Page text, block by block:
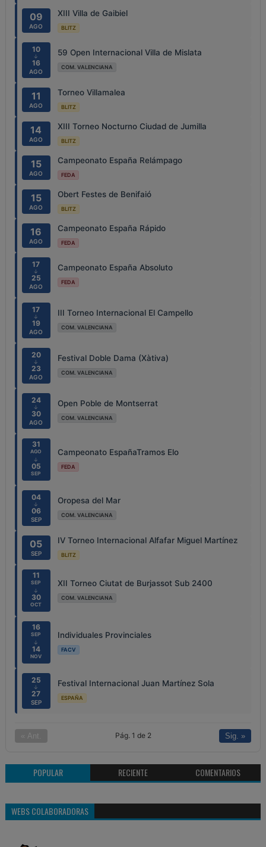
09
AGO
XIII Villa de Gaibiel
BLITZ
10
↓
16
AGO
59 Open Internacional Villa de Mislata
COM. VALENCIANA
11
AGO
Torneo Villamalea
BLITZ
14
AGO
XIII Torneo Nocturno Ciudad de Jumilla
BLITZ
15
AGO
Campeonato España Relámpago
FEDA
15
AGO
Obert Festes de Benifaió
BLITZ
16
AGO
Campeonato España Rápido
FEDA
17
↓
25
AGO
Campeonato España Absoluto
FEDA
17
↓
19
AGO
III Torneo Internacional El Campello
COM. VALENCIANA
20
↓
23
AGO
Festival Doble Dama (Xàtiva)
COM. VALENCIANA
24
↓
30
AGO
Open Poble de Montserrat
COM. VALENCIANA
31
AGO
↓
05
SEP
Campeonato EspañaTramos Elo
FEDA
04
↓
06
SEP
Oropesa del Mar
COM. VALENCIANA
05
SEP
IV Torneo Internacional Alfafar Miguel Martínez
BLITZ
11
SEP
↓
30
OCT
XII Torneo Ciutat de Burjassot Sub 2400
COM. VALENCIANA
16
SEP
↓
14
NOV
Individuales Provinciales
FACV
25
↓
27
SEP
Festival Internacional Juan Martínez Sola
ESPAÑA
« Ant. Pág. 1 de 2 Sig. »
POPULAR RECIENTE COMENTARIOS
WEBS COLABORADORAS